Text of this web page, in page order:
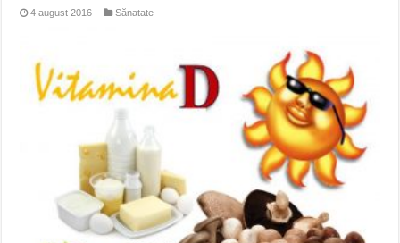
4 august 2016 Sănatate